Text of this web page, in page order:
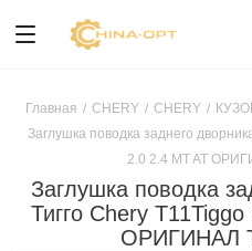
Главная / CHERY / CHERY /
Заглушка поводка заднего
2.0 2.4 MT AT
Заглушка поводка
Тигго Chery
ОРИГИНАЛ